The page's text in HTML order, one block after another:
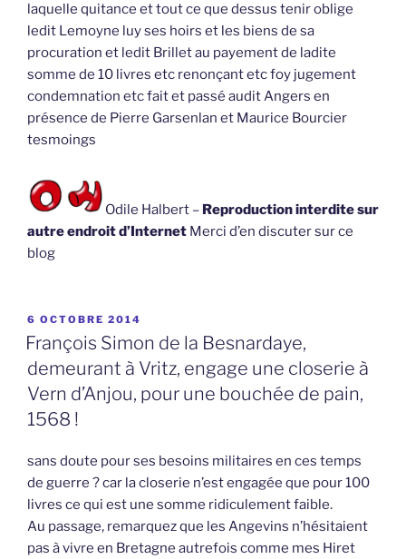
laquelle quitance et tout ce que dessus tenir oblige
ledit Lemoyne luy ses hoirs et les biens de sa
procuration et ledit Brillet au payement de ladite
somme de 10 livres etc renonçant etc foy jugement
condemnation etc fait et passé audit Angers en
présence de Pierre Garsenlan et Maurice Bourcier
tesmoings
Odile Halbert – Reproduction interdite sur
autre endroit d’Internet Merci d’en discuter sur ce
blog
PUBLIÉ
LE
6 OCTOBRE 2014
François Simon de la Besnardaye,
demeurant à Vritz, engage une closerie à
Vern d’Anjou, pour une bouchée de pain,
1568 !
sans doute pour ses besoins militaires en ces temps
de guerre ? car la closerie n’est engagée que pour 100
livres ce qui est une somme ridiculement faible.
Au passage, remarquez que les Angevins n’hésitaient
pas à vivre en Bretagne autrefois comme mes Hiret